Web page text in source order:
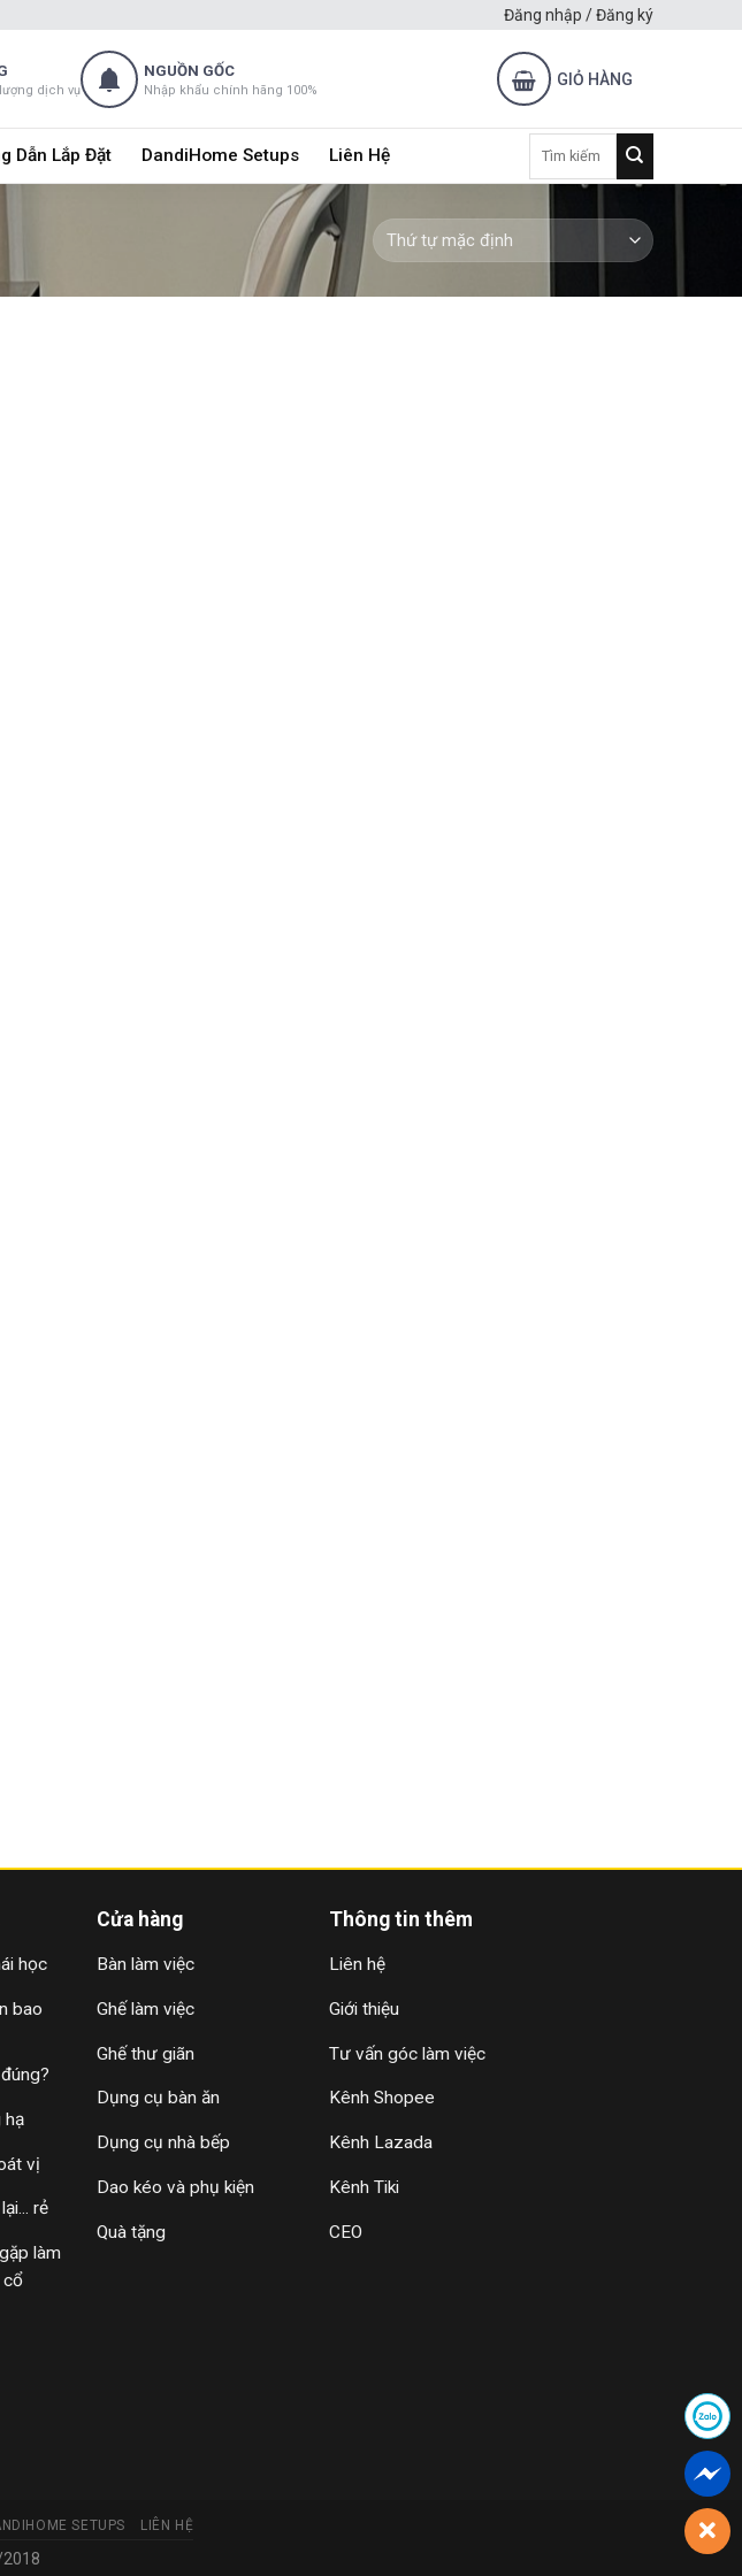
Đăng nhập / Đăng ký
dịch vụ
NGUỒN GỐC
Nhập khẩu chính hãng 100%
GIỎ HÀNG
Dẫn Lắp Đặt DandiHome Setups Liên Hệ
kiếm:
học
bao
hạ
vị
rẻ
làm
cổ
Cửa hàng
Bàn làm việc
Ghế làm việc
Ghế thư giãn
Dụng cụ bàn ăn
Dụng cụ nhà bếp
Dao kéo và phụ kiện
Quà tặng
Thông tin thêm
Liên hệ
Giới thiệu
Tư vấn góc làm việc
Kênh Shopee
Kênh Lazada
Kênh Tiki
CEO
SETUPS LIÊN HỆ
2018